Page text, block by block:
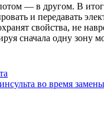
— в другом. В
и передавать
свойства, не
сначала одну зону
во время